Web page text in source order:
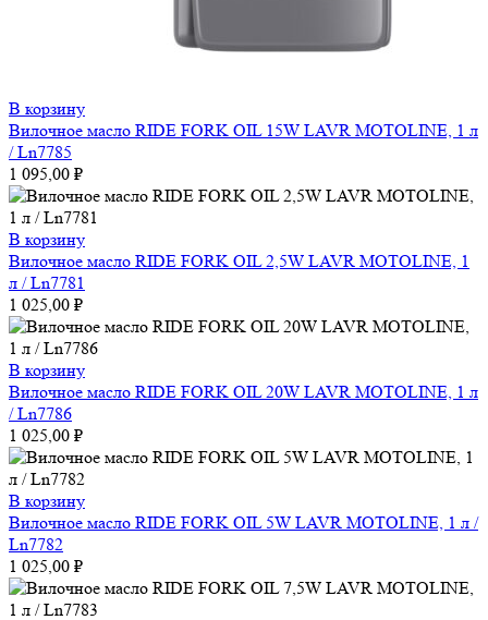
В корзину
Вилочное масло RIDE FORK OIL 15W LAVR MOTOLINE, 1 л
/ Ln7785
1 095,00 ₽
В корзину
Вилочное масло RIDE FORK OIL 2,5W LAVR MOTOLINE, 1
л / Ln7781
1 025,00 ₽
В корзину
Вилочное масло RIDE FORK OIL 20W LAVR MOTOLINE, 1 л
/ Ln7786
1 025,00 ₽
В корзину
Вилочное масло RIDE FORK OIL 5W LAVR MOTOLINE, 1 л /
Ln7782
1 025,00 ₽